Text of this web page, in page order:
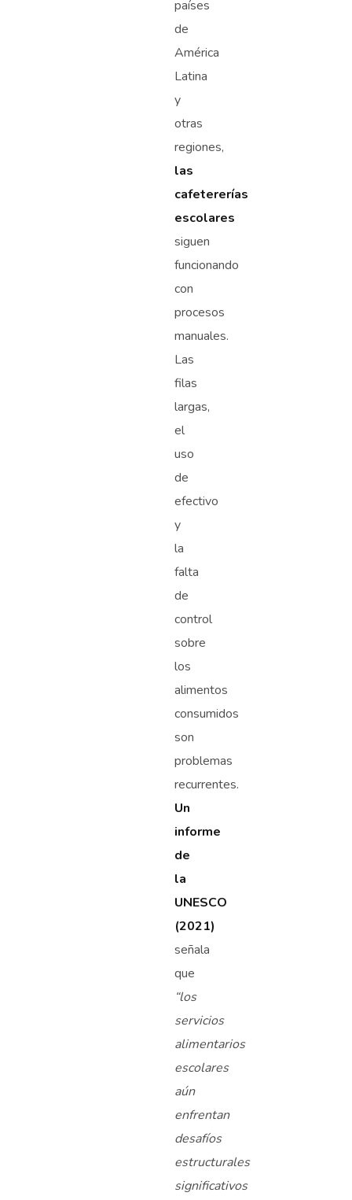
países
de
América
Latina
y
otras
regiones,
las
cafetererías
escolares
siguen
funcionando
con
procesos
manuales.
Las
filas
largas,
el
uso
de
efectivo
y
la
falta
de
control
sobre
los
alimentos
consumidos
son
problemas
recurrentes.
Un
informe
de
la
UNESCO
(2021)
señala
que
“los
servicios
alimentarios
escolares
aún
enfrentan
desafíos
estructurales
significativos